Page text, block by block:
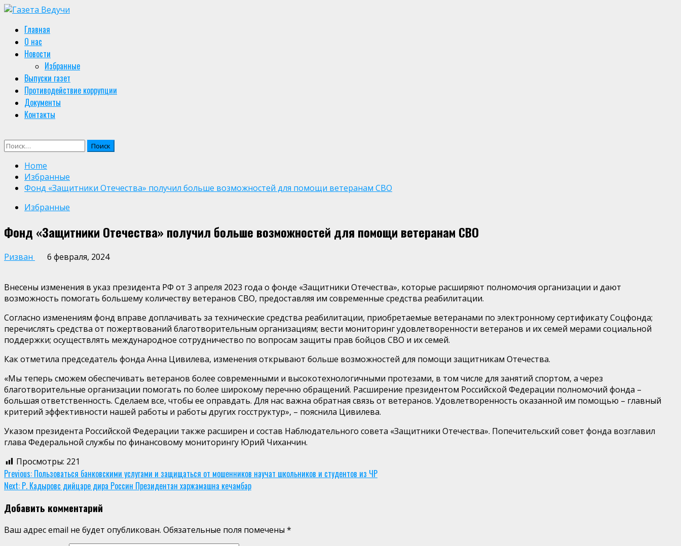
Skip
content
Primary
Menu
Главная
О нас
Новости
Избранные
Выпуски газет
Противодействие коррупции
Документы
Контакты
Найти:
Home
Избранные
Фонд «Защитники Отечества» получил больше возможностей для помощи ветеранам СВО
Избранные
Фонд «Защитники Отечества» получил больше возможностей для помощи ветеранам СВО
Ризван 6 февраля, 2024
Внесены изменения в указ президента РФ от 3 апреля 2023 года о фонде «Защитники Отечества», которые расширяют полномочия организации и дают
возможность помогать большему количеству ветеранов СВО, предоставляя им современные средства реабилитации.
Согласно изменениям фонд вправе доплачивать за технические средства реабилитации, приобретаемые ветеранами по электронному сертификату Соцфонда;
перечислять средства от пожертвований благотворительным организациям; вести мониторинг удовлетворенности ветеранов и их семей мерами социальной
поддержки; осуществлять международное сотрудничество по вопросам защиты прав бойцов СВО и их семей.
Как отметила председатель фонда Анна Цивилева, изменения открывают больше возможностей для помощи защитникам Отечества.
«Мы теперь сможем обеспечивать ветеранов более современными и высокотехнологичными протезами, в том числе для занятий спортом, а через
благотворительные организации помогать по более широкому перечню обращений. Расширение президентом Российской Федерации полномочий фонда –
большая ответственность. Сделаем все, чтобы ее оправдать. Для нас важна обратная связь от ветеранов. Удовлетворенность оказанной им помощью – главный
критерий эффективности нашей работы и работы других госструктур», – пояснила Цивилева.
Указом президента Российской Федерации также расширен и состав Наблюдательного совета «Защитники Отечества». Попечительский совет фонда возглавил
глава Федеральной службы по финансовому мониторингу Юрий Чиханчин.
Просмотры: 221
Continue
Reading
Previous: Пользоваться банковскими услугами и защищаться от мошенников научат школьников и студентов из ЧР
Next: Р. Кадыровc дийцаре дира Россин Президентан харжамашна кечамбар
Добавить комментарий
Ваш адрес email не будет опубликован. Обязательные поля помечены *